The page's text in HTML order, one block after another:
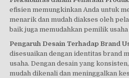
efisien memungkinkan Anda untuk
menarik dan mudah diakses oleh
baik juga memudahkan pemilik
Pengaruh Desain Terhadap Brand
disesuaikan dengan identitas brand
usaha. Dengan desain yang
mudah dikenali dan meninggalkan